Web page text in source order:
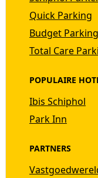
Quick Parking
Budget Parking
Total Care
POPULAIRE
Ibis Schiphol
Park Inn
PARTNERS